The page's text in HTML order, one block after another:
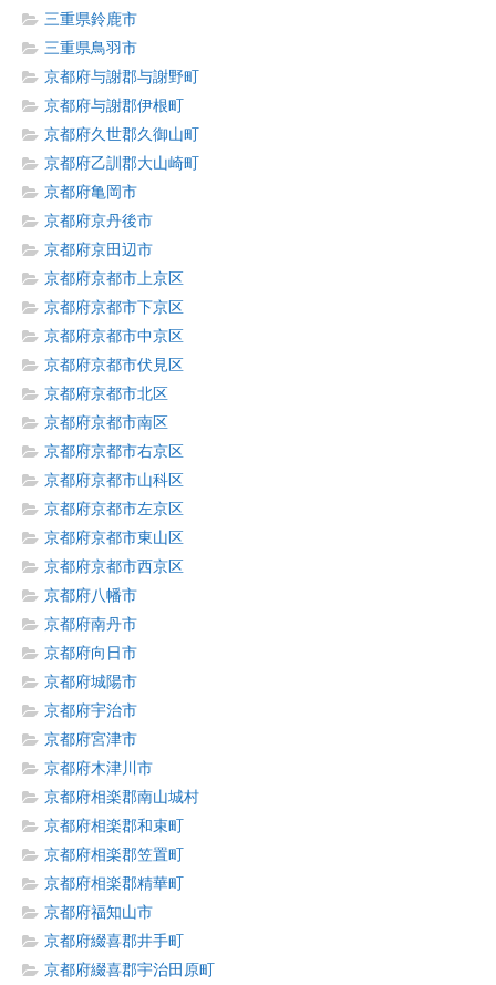
三重県鈴鹿市
三重県鳥羽市
京都府与謝郡与謝野町
京都府与謝郡伊根町
京都府久世郡久御山町
京都府乙訓郡大山崎町
京都府亀岡市
京都府京丹後市
京都府京田辺市
京都府京都市上京区
京都府京都市下京区
京都府京都市中京区
京都府京都市伏見区
京都府京都市北区
京都府京都市南区
京都府京都市右京区
京都府京都市山科区
京都府京都市左京区
京都府京都市東山区
京都府京都市西京区
京都府八幡市
京都府南丹市
京都府向日市
京都府城陽市
京都府宇治市
京都府宮津市
京都府木津川市
京都府相楽郡南山城村
京都府相楽郡和束町
京都府相楽郡笠置町
京都府相楽郡精華町
京都府福知山市
京都府綴喜郡井手町
京都府綴喜郡宇治田原町